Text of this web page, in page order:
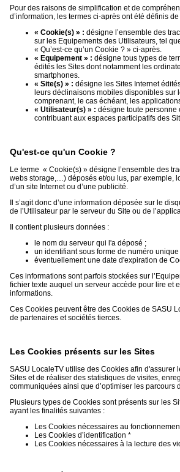
pro
Accès
Pour des raisons de simplification et de
d’information, les termes ci-après ont été définis
« Cookie(s) » : désigne l’ensemble des
sur les Equipements des Utilisateurs, tel
« Qu’est-ce qu’un Cookie ? » ci-après.
« Equipement » : désigne tous types de
édités les Sites dont notamment les
smartphones.
« Site(s) » : désigne les Sites Internet
leurs déclinaisons mobiles disponibles sur
comprenant, le cas échéant, les
« Utilisateur(s) » : désigne toute personne
contribuant aux espaces participatifs des
Qu'est-ce qu'un Cookie ?
Le terme « Cookie(s) » désigne l’ensemble des
webs storage,…) déposés et/ou lus, par exemple,
d’un site Internet ou d’une publicité.
Il s’agit donc d’une information déposée sur le
de l’Utilisateur par le serveur du Site ou de
Il contient plusieurs données :
le nom du serveur qui l'a déposé ;
un identifiant sous forme de numéro unique
éventuellement une date d'expiration de
Ces informations sont parfois stockées sur
fichier texte auquel un serveur accède pour lire et
informations.
Ces Cookies peuvent être des Cookies de SASU
de partenaires et sociétés tierces.
Les Cookies présents sur les Sites
SASU LocaleTV utilise des Cookies afin d'assurer
Sites et de réaliser des statistiques de visites,
communiquées ainsi que d’optimiser les parcours
Plusieurs types de Cookies sont présents sur les
ayant les finalités suivantes :
Les Cookies nécessaires au
Les Cookies d’identification *
Les Cookies nécessaires à la lecture des